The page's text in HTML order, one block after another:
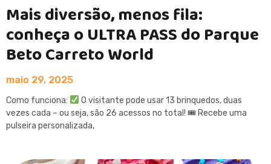
Mais diversão, menos fila:
conheça o ULTRA PASS do Parque
Beto Carreto World
maio 29, 2025
Como funciona:
O visitante pode usar 13 brinquedos, duas
vezes cada – ou seja, são 26 acessos no total! 🎟 Recebe uma
pulseira personalizada,